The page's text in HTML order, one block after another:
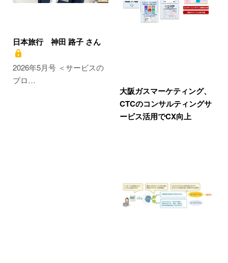
日本旅行 神田 路子 さん
2026年5月号 ＜サービスの
プロ…
大阪ガスマーケティング、
CTCのコンサルティングサ
ービス活用でCX向上